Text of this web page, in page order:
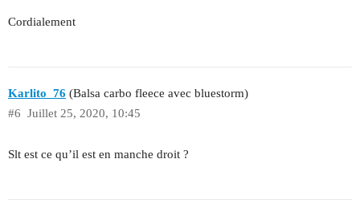
Cordialement
Karlito_76 (Balsa carbo fleece avec bluestorm)
Juillet 25, 2020, 10:45
#6
Slt est ce qu’il est en manche droit ?